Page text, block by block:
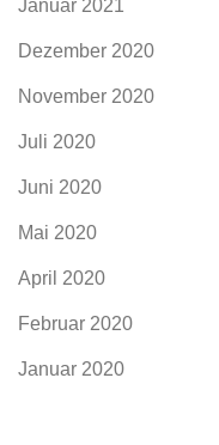
Januar 2021
Dezember 2020
November 2020
Juli 2020
Juni 2020
Mai 2020
April 2020
Februar 2020
Januar 2020